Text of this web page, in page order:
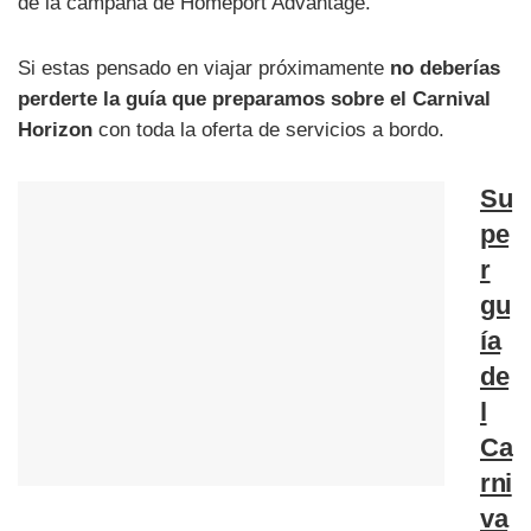
Si estas pensado en viajar próximamente no deberías
perderte la guía que preparamos sobre el Carnival
Horizon con toda la oferta de servicios a bordo.
Su
pe
r
gu
ía
de
l
Ca
rni
va